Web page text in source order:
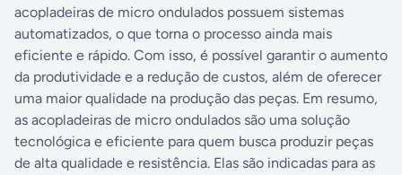
acopladeiras de micro ondulados possuem sistemas
automatizados, o que torna o processo ainda mais
eficiente e rápido. Com isso, é possível garantir o aumento
da produtividade e a redução de custos, além de oferecer
uma maior qualidade na produção das peças. Em resumo,
as acopladeiras de micro ondulados são uma solução
tecnológica e eficiente para quem busca produzir peças
de alta qualidade e resistência. Elas são indicadas para as